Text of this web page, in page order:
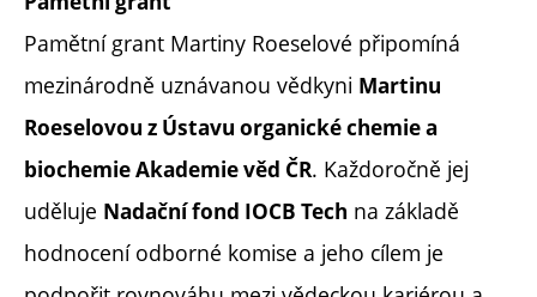
Pamětní grant Martiny Roeselové připomíná
mezinárodně uznávanou vědkyni Martinu
Roeselovou z Ústavu organické chemie a
biochemie Akademie věd ČR. Každoročně jej
uděluje Nadační fond IOCB Tech na základě
hodnocení odborné komise a jeho cílem je